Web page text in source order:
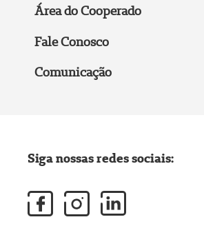
Área do Cooperado
Fale Conosco
Comunicação
Siga nossas redes sociais: